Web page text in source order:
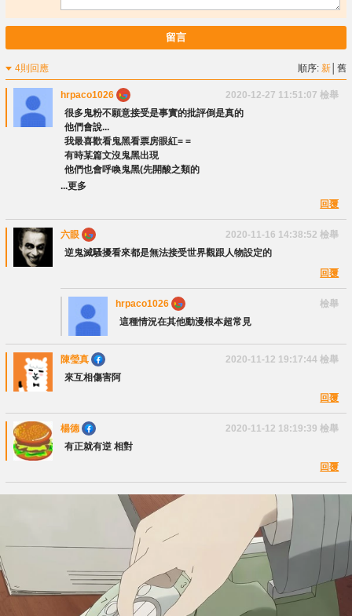
留言
4則回應 順序:新 │舊
hrpaco1026 2020-12-27 11:51:07 檢舉
很多鬼粉不願意接受是事實的批評倒是真的
他們會說...
我最喜歡看鬼黑看票房眼紅= =
有時某篇文沒鬼黑出現
他們也會呼喚鬼黑(先開酸之類的
...更多
回覆
六眼 2020-11-16 14:38:52 檢舉
逆鬼滅騷擾看來都是無法接受世界觀跟人物設定的
回覆
hrpaco1026
檢舉
這種情況在其他動漫根本超常見
陳瑩真 2020-11-12 19:17:44 檢舉
來互相傷害阿
回覆
楊德 2020-11-12 18:19:39 檢舉
有正就有逆 相對
回覆